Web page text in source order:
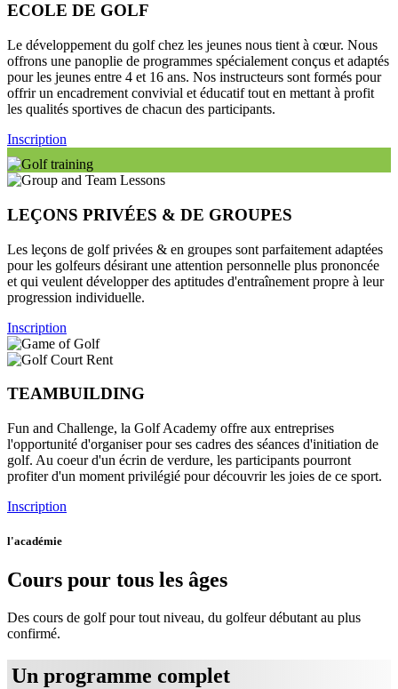
ECOLE DE GOLF
Le développement du golf chez les jeunes nous tient à cœur. Nous
offrons une panoplie de programmes spécialement conçus et adaptés
pour les jeunes entre 4 et 16 ans. Nos instructeurs sont formés pour
offrir un encadrement convivial et éducatif tout en mettant à profit
les qualités sportives de chacun des participants.
Inscription
LEÇONS PRIVÉES & DE GROUPES
Les leçons de golf privées & en groupes sont parfaitement adaptées
pour les golfeurs désirant une attention personnelle plus prononcée
et qui veulent développer des aptitudes d'entraînement propre à leur
progression individuelle.
Inscription
TEAMBUILDING
Fun and Challenge, la Golf Academy offre aux entreprises
l'opportunité d'organiser pour ses cadres des séances d'initiation de
golf. Au coeur d'un écrin de verdure, les participants pourront
profiter d'un moment privilégié pour découvrir les joies de ce sport.
Inscription
l'académie
Cours pour tous les âges
Des cours de golf pour tout niveau, du golfeur débutant au plus
confirmé.
Un programme complet